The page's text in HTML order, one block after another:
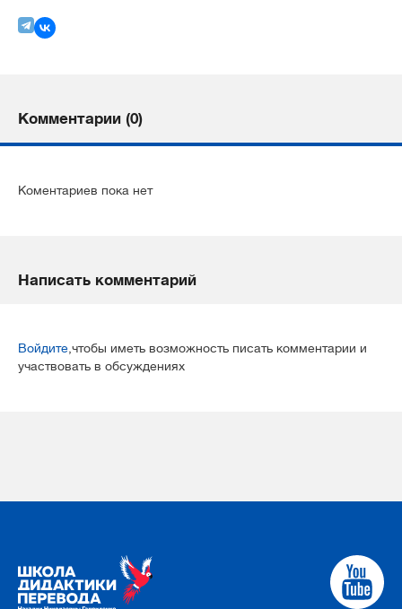
Комментарии (0)
Коментариев пока нет
Написать комментарий
Войдите ,чтобы иметь возможность писать комментарии и
участвовать в обсуждениях